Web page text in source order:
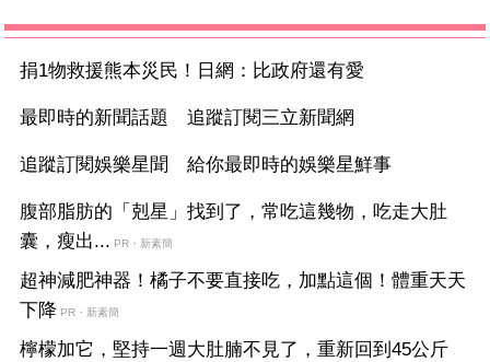
捐1物救援熊本災民！日網：比政府還有愛
最即時的新聞話題 追蹤訂閱三立新聞網
追蹤訂閱娛樂星聞 給你最即時的娛樂星鮮事
腹部脂肪的「剋星」找到了，常吃這幾物，吃走大肚
囊，瘦出... PR・新素簡
超神減肥神器！橘子不要直接吃，加點這個！體重天天
下降 PR・新素簡
檸檬加它，堅持一週大肚腩不見了，重新回到45公斤